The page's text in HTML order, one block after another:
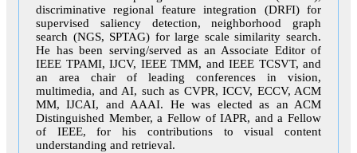
discriminative regional feature integration (DRFI) for
supervised saliency detection, neighborhood graph
search (NGS, SPTAG) for large scale similarity search.
He has been serving/served as an Associate Editor of
IEEE TPAMI, IJCV, IEEE TMM, and IEEE TCSVT, and
an area chair of leading conferences in vision,
multimedia, and AI, such as CVPR, ICCV, ECCV, ACM
MM, IJCAI, and AAAI. He was elected as an ACM
Distinguished Member, a Fellow of IAPR, and a Fellow
of IEEE, for his contributions to visual content
understanding and retrieval.